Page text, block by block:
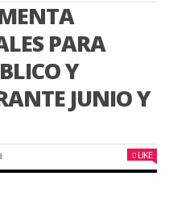
PARA
Y
JUNIO Y
LIKE